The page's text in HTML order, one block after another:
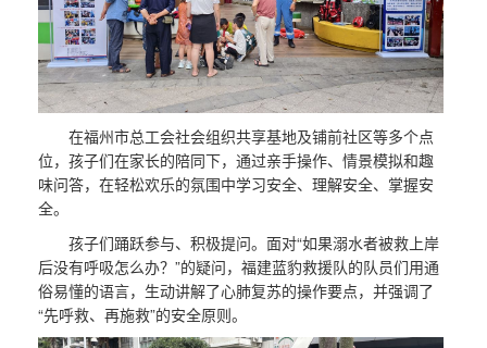
在福州市总工会社会组织共享基地及铺前社区等多个点
位，孩子们在家长的陪同下，通过亲手操作、情景模拟和趣
味问答，在轻松欢乐的氛围中学习安全、理解安全、掌握安
全。
孩子们踊跃参与、积极提问。面对“如果溺水者被救上岸
后没有呼吸怎么办？”的疑问，福建蓝豹救援队的队员们用通
俗易懂的语言，生动讲解了心肺复苏的操作要点，并强调了
“先呼救、再施救”的安全原则。